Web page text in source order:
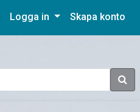
Logga in Skapa konto
Sök